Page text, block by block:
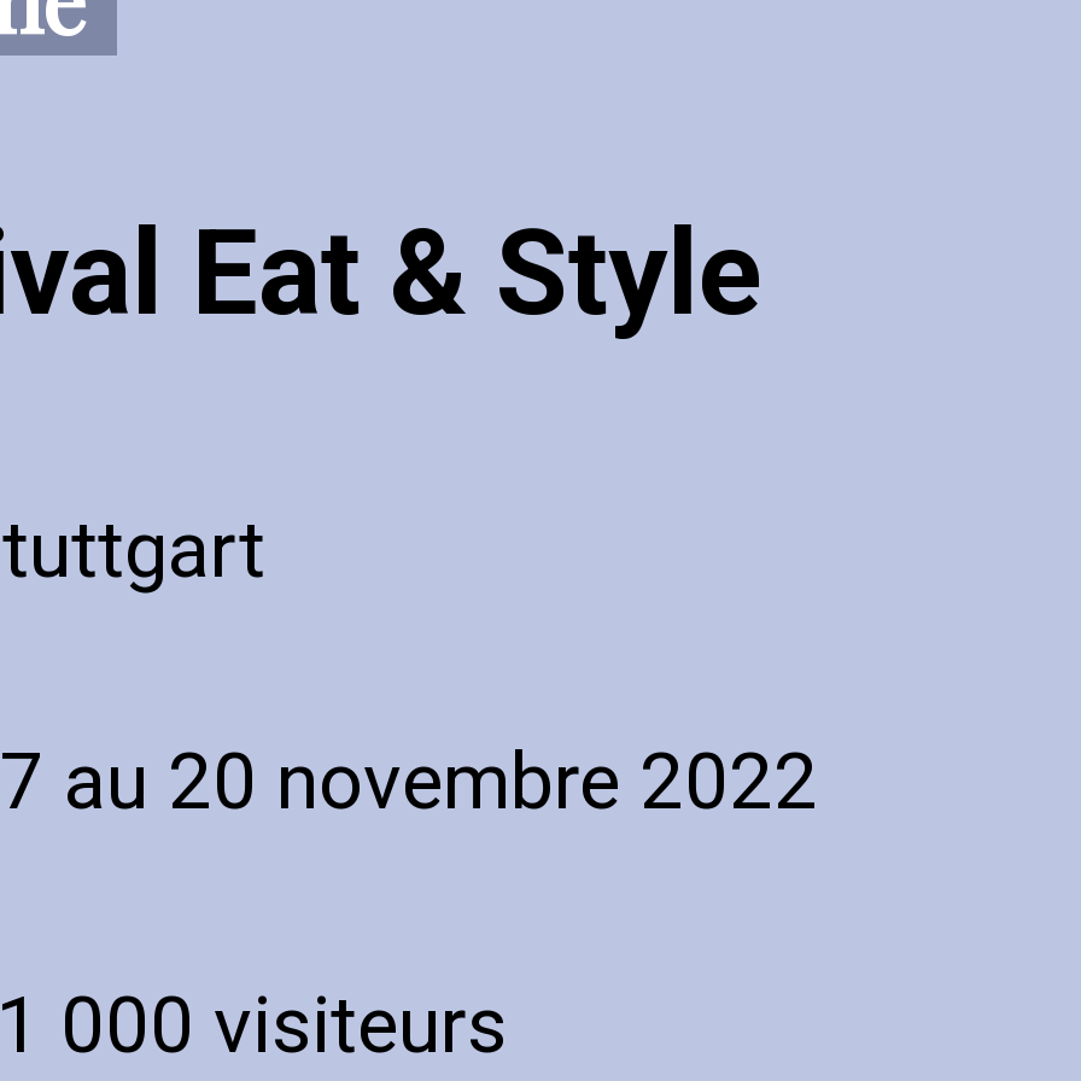
au 20 novembre 2022
000 visiteurs
Eat & Style